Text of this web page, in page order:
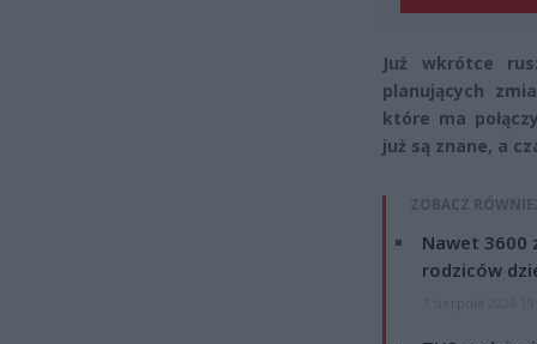
Już wkrótce
planujących
które ma
już są znane, a
ZOBACZ
Nawet 3600
rodziców